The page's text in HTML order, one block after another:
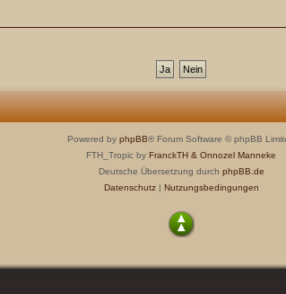
Powered by phpBB® Forum Software © phpBB
FTH_Tropic by FranckTH & Onnozel Manneke
Deutsche Übersetzung durch phpBB.de
Datenschutz| Nutzungsbedingungen